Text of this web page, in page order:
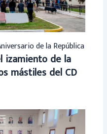
de la República
izamiento de la
mástiles del CD